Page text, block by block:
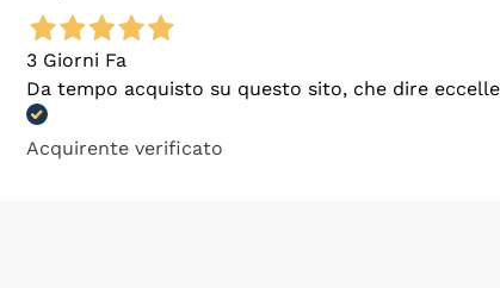
3 Giorni Fa
Da tempo acquisto su questo sito, che dire
Acquirente verificato